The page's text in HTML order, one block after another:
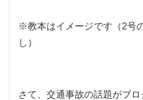
※教本はイメージです（2号
し）
さて、交通事故の話題がブ